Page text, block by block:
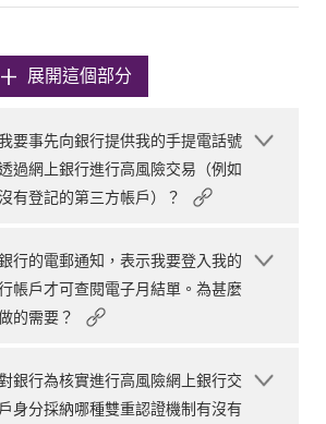
展開這個部分
要事先向銀行提供我的手提電話號
過網上銀行進行高風險交易（例如
有登記的第三方帳戶）？
行的電郵通知，表示我要登入我的
帳戶才可查閱電子月結單。為甚麼
的需要？
銀行為核實進行高風險網上銀行交
身分採納哪種雙重認證機制有沒有